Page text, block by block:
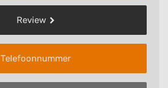
Review
Telefoonnummer